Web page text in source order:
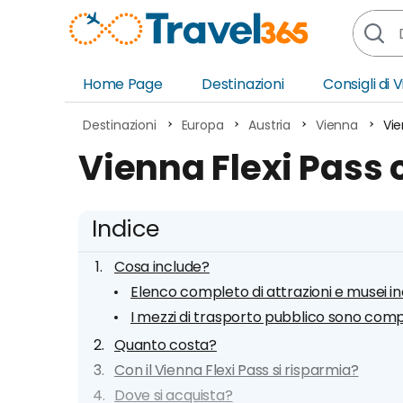
Home Page
Destinazioni
Asia
Europa
Nord America
Consigli di
Destinazioni Europa Austria Vienna
Vienna Flexi Pass
Indice
Cosa include?
Elenco completo di attrazioni e musei
I mezzi di trasporto pubblico sono
Quanto costa?
Con il Vienna Flexi Pass si risparmia?
Dove si acquista?